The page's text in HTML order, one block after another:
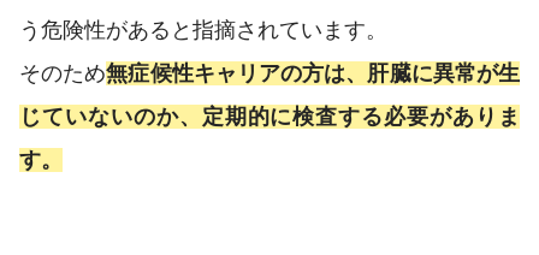
う危険性があると指摘されています。
そのため無症候性キャリアの方は、肝臓に異常が生
じていないのか、定期的に検査する必要がありま
す。